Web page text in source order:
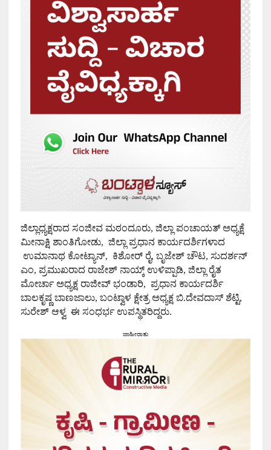
ಜಿಲ್ಲಾಧ್ಯಕ್ಷರಾದ ಸಂಜೀವ ಮಠಂದೂರು, ಜಿಲ್ಲಾ ಪಂಚಾಯತ್ ಅಧ್ಯಕ್ಷೆ
ಮೀನಾಕ್ಷಿ ಶಾಂತಿಗೋಡು, ಜಿಲ್ಲಾ ಪ್ರಧಾನ ಕಾರ್ಯದರ್ಶಿಗಳಾದ
ಉಮಾನಾಥ ಕೋಟ್ಯಾನ್, ಕಿಶೋರ್ ರೈ, ಬೃಜೇಶ್ ಚೌಟ, ಸುದರ್ಶನ್
ಎಂ, ಪ್ರಮುಖರಾದ ರಾಜೇಶ್ ನಾಯ್ಕ್ ಉಳಿಪ್ಪಾಡಿ, ಜಿಲ್ಲಾ ರೈತ
ಮೋರ್ಚಾ ಅಧ್ಯಕ್ಷ ರಾಜೀವ್ ಭಂಡಾರಿ, ಪ್ರಧಾನ ಕಾರ್ಯದರ್ಶಿ
ಬಾಲಕೃಷ್ಣ ಬಾಣಜಾಲು, ಬಂಟ್ವಾಳ ಕ್ಷೇತ್ರ ಅಧ್ಯಕ್ಷ ಬಿ.ದೇವದಾಸ್ ಶೆಟ್ಟಿ,
ಸುರೇಶ್ ಆಳ್ವ ಈ ಸಂಧರ್ಭ ಉಪಸ್ಥಿತರಿದ್ದರು.
ಜಾಹೀರಾತು